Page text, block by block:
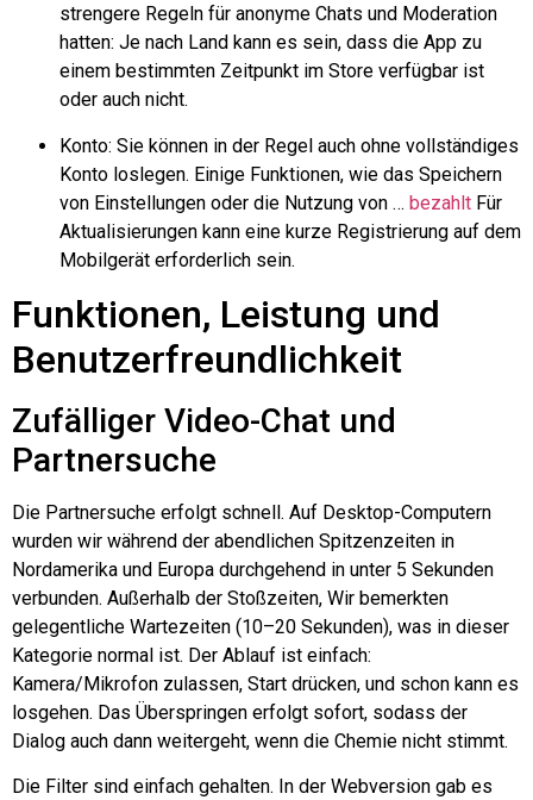
strengere Regeln für anonyme Chats und Moderation
hatten: Je nach Land kann es sein, dass die App zu
einem bestimmten Zeitpunkt im Store verfügbar ist
oder auch nicht.
Konto: Sie können in der Regel auch ohne vollständiges
Konto loslegen. Einige Funktionen, wie das Speichern
von Einstellungen oder die Nutzung von … bezahlt Für
Aktualisierungen kann eine kurze Registrierung auf dem
Mobilgerät erforderlich sein.
Funktionen, Leistung und
Benutzerfreundlichkeit
Zufälliger Video-Chat und
Partnersuche
Die Partnersuche erfolgt schnell. Auf Desktop-Computern
wurden wir während der abendlichen Spitzenzeiten in
Nordamerika und Europa durchgehend in unter 5 Sekunden
verbunden. Außerhalb der Stoßzeiten, Wir bemerkten
gelegentliche Wartezeiten (10–20 Sekunden), was in dieser
Kategorie normal ist. Der Ablauf ist einfach:
Kamera/Mikrofon zulassen, Start drücken, und schon kann es
losgehen. Das Überspringen erfolgt sofort, sodass der
Dialog auch dann weitergeht, wenn die Chemie nicht stimmt.
Die Filter sind einfach gehalten. In der Webversion gab es